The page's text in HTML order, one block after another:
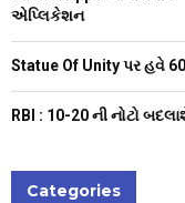
એપ્લિકેશન
Statue Of Unity પર હવે
RBI : ₹10-20 ની નોટો
Categories